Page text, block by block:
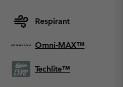
Respirant
Omni-MAX™
Techlite™